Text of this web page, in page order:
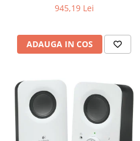
945,19 Lei
ADAUGA IN COS